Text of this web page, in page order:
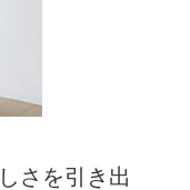
さを引き出